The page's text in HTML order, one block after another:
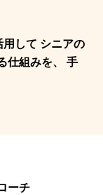
用して シニアの
組みを、
手
ーチ